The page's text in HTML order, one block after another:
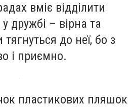
вміє відділити
дружбі – вірна та
до неї, бо з
і приємно.
пластикових пляшок